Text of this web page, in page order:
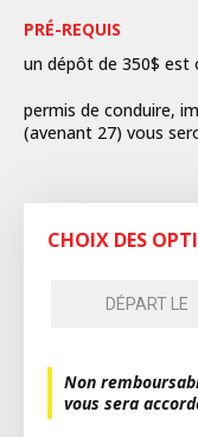
PRÉ-REQUIS
un dépôt de 350$ est
permis de conduire,
(avenant 27) vous
CHOIX DES
Non
vous sera